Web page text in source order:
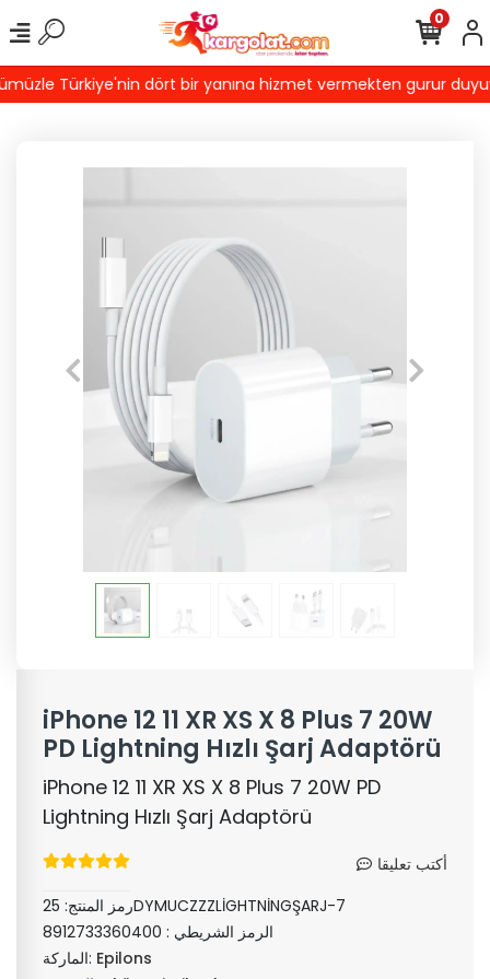
Türkiye'nin dört bir yanına hizmet vermekten gurur
0
iPhone 12 11 XR XS X 8 Plus 7 20W
PD Lightning Hızlı Şarj Adaptörü
iPhone 12 11 XR XS X 8 Plus 7 20W PD
Lightning Hızlı Şarj Adaptörü
أكتب تعليقا
رمز المنتج:25DYMUCZZZLİGHTNİNGŞARJ-7
الرمز الشريطي : 8912733360400
الماركة: Epilons